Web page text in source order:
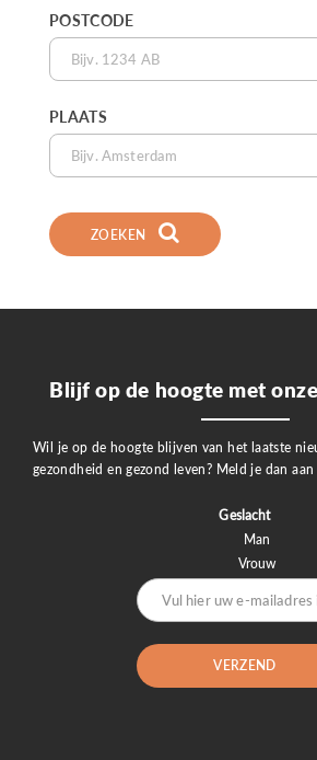
POSTCODE
PLAATS
ZOEKEN
Blijf op de hoogte met
Wil je op de hoogte blijven van het laatste
gezondheid en gezond leven? Meld je dan
Geslacht
Man
Vrouw